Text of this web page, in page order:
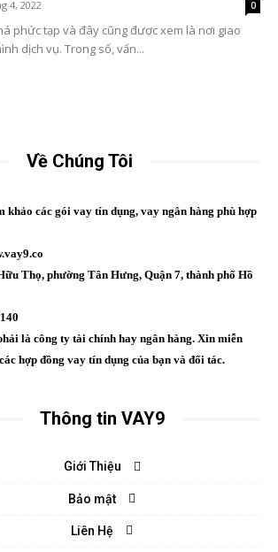
4, 2022 0
phức tạp và đây cũng được xem là nơi giao
dịch vụ. Trong số, vấn...
Về Chúng Tôi
khảo các gói vay tín dụng, vay ngân hàng phù hợp
Thọ, phường Tân Hưng, Quận 7, thành phố Hồ
là công ty tài chính hay ngân hàng. Xin miễn
hợp đồng vay tín dụng của bạn và đối tác.
Thông tin VAY9
Giới Thiệu
Bảo mật
Liên Hệ